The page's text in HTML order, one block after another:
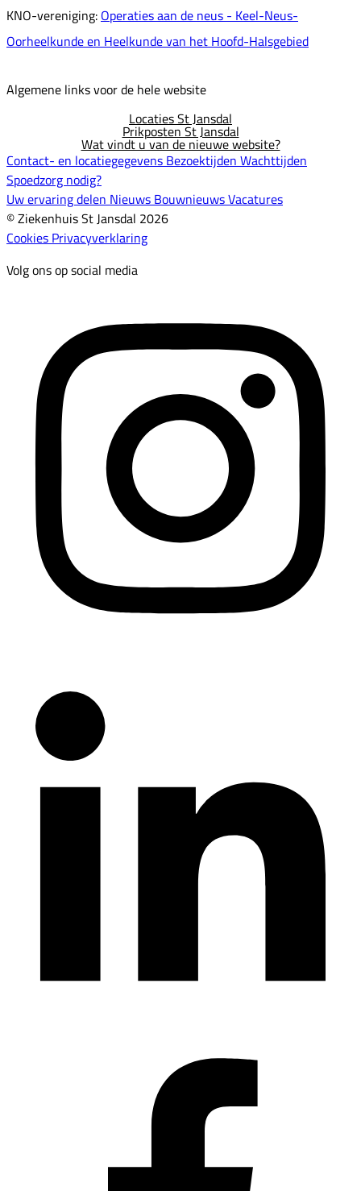
KNO-vereniging: Operaties aan de neus - Keel-Neus-
Oorheelkunde en Heelkunde van het Hoofd-Halsgebied
Algemene links voor de hele website
Locaties St Jansdal
Prikposten St Jansdal
Wat vindt u van de nieuwe website?
Contact- en locatiegegevens Bezoektijden Wachttijden
Spoedzorg nodig?
Uw ervaring delen Nieuws BouwnieuwsVacatures
© Ziekenhuis St Jansdal 2026
Cookies Privacyverklaring
Volg ons op social media